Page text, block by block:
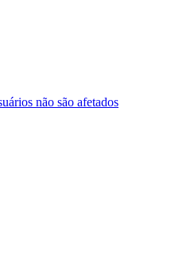
não são afetados